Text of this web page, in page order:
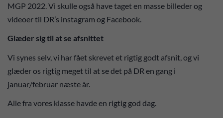
MGP 2022. Vi skulle også have taget en masse billeder og
videoer til DR’s instagram og Facebook.
Glæder sig til at se afsnittet
Vi synes selv, vi har fået skrevet et rigtig godt afsnit, og vi
glæder os rigtig meget til at se det på DR en gang i
januar/februar næste år.
Alle fra vores klasse havde en rigtig god dag.